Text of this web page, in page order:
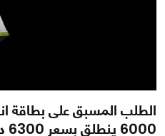
6000 ينطلق بسعر 6300 دولار